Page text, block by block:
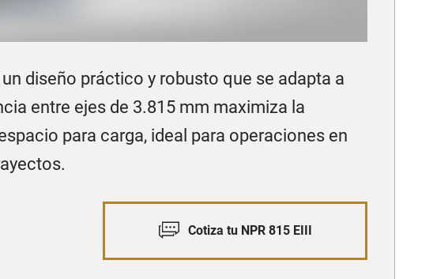
diseño práctico y robusto que se adapta a
entre ejes de 3.815 mm maximiza la
para carga, ideal para operaciones en
Cotiza tu NPR 815 EIII